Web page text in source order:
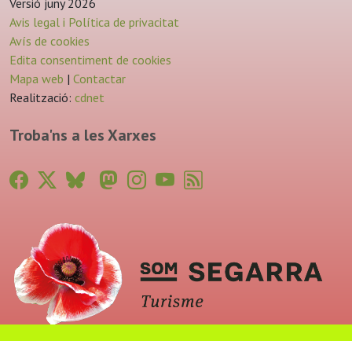
Avis legal i Política de privacitat
Avís de cookies
Edita consentiment de cookies
Mapa web | Contactar
Realització: cdnet
Troba'ns a les Xarxes